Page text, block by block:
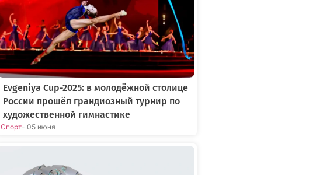
Evgeniya Cup-2025: в молодёжной столице
России прошёл грандиозный турнир по
художественной гимнастике
Спорт- 05 июня